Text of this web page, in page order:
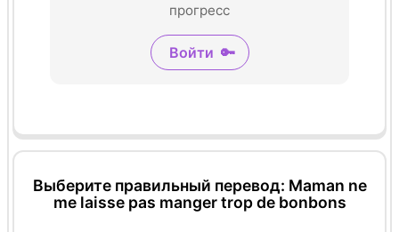
прогресс
Войти 🔑
Выберите правильный перевод: Maman ne
me laisse pas manger trop de bonbons